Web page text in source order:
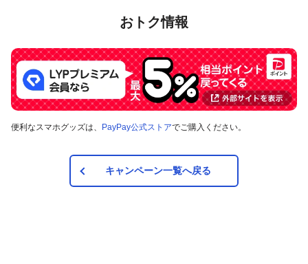
おトク情報
便利なスマホグッズは、 PayPay公式ストアでご購入ください。
キャンペーン一覧へ戻る